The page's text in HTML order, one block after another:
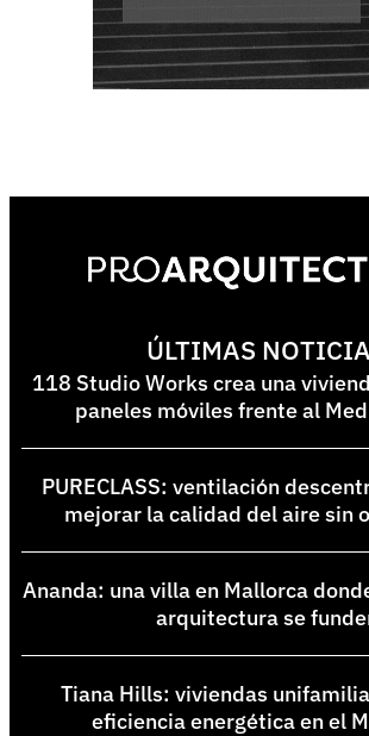
ÚLTIMAS
118 Studio Works crea una
paneles móviles frente al
PURECLASS: ventilación
mejorar la calidad del aire sin
Ananda: una villa en Mallorca
arquitectura se
Tiana Hills: viviendas
eficiencia energética en el